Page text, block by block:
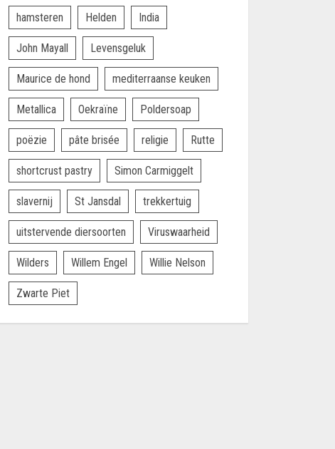
hamsteren Helden India
John Mayall Levensgeluk
Maurice de hond mediterraanse keuken
Metallica Oekraïne Poldersoap
poëzie pâte brisée religie Rutte
shortcrust pastry Simon Carmiggelt
slavernij St Jansdal trekkertuig
uitstervende diersoorten Viruswaarheid
Wilders Willem Engel Willie Nelson
Zwarte Piet